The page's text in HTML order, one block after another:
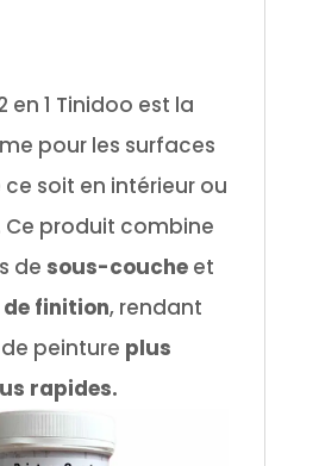
en 1 Tinidoo est la
pour les surfaces
ce soit en intérieur ou
Ce produit combine
de sous-coucheet
finition, rendant
peinture plus
rapides.